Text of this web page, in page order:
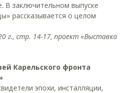
В заключительном выпуске
рассказывается о целом
г., стр. 14-17, проект «Выставка
Карельского фронта
эпохи, инсталляции,